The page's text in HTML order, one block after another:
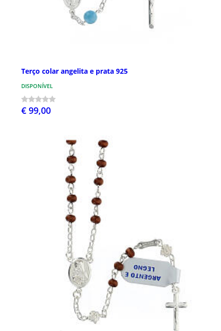
Terço colar angelita e prata 925
DISPONÍVEL
€ 99,00